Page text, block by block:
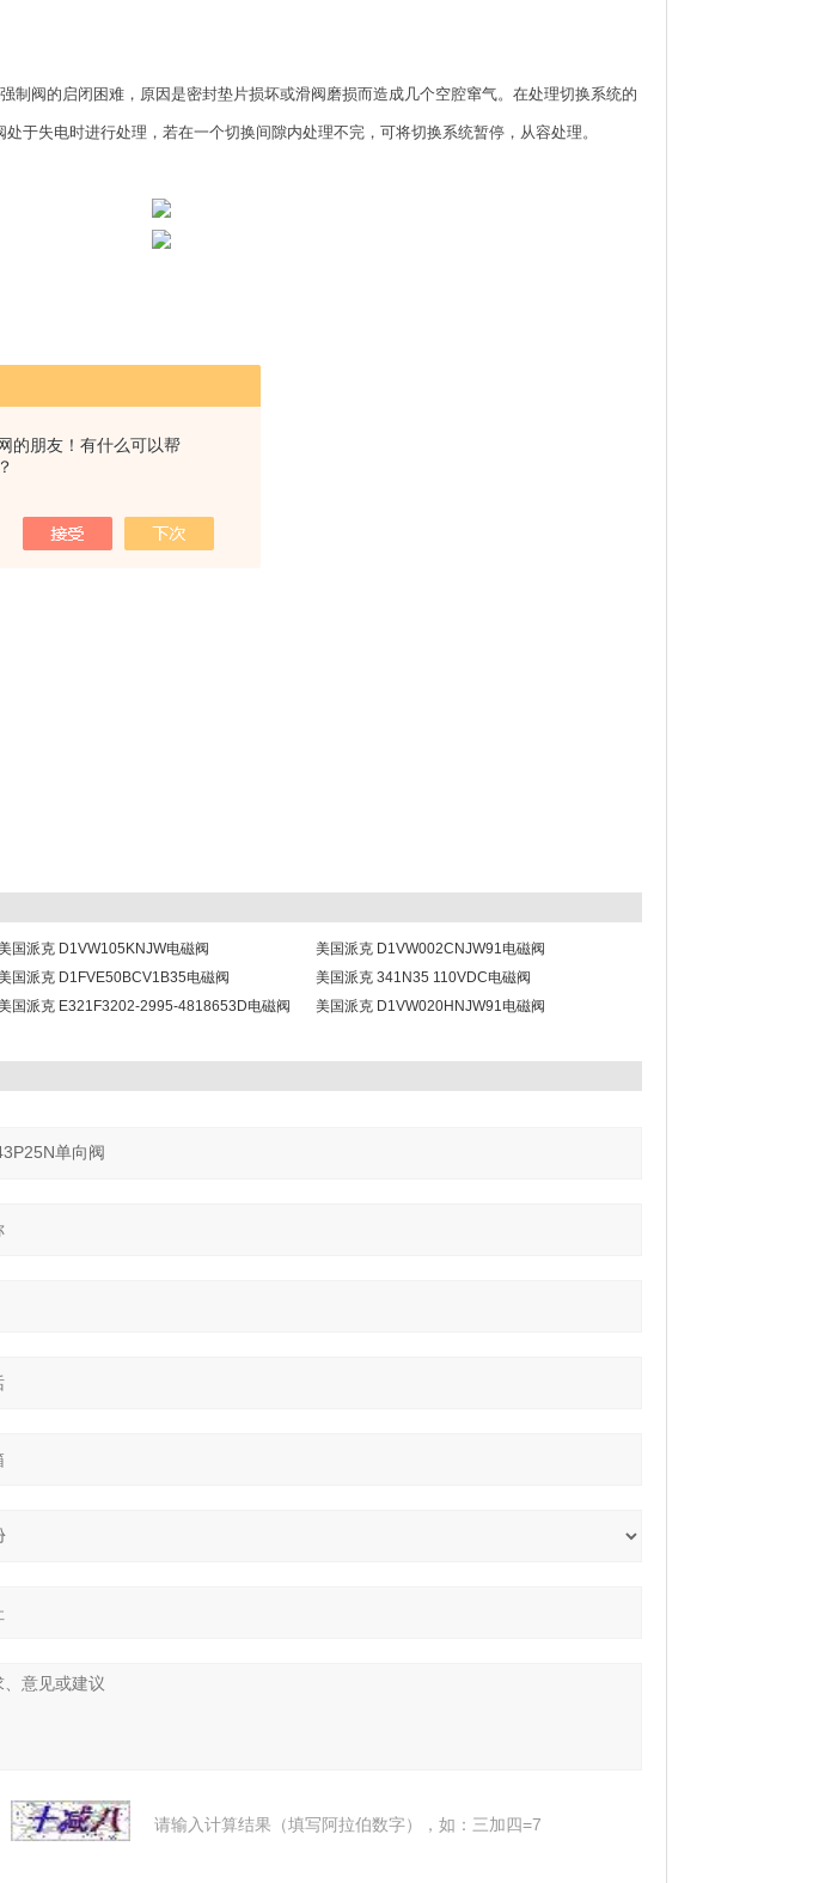
的朋友！有什么可以帮
制阀的启闭困难，原因是密封垫片损坏或滑阀磨损而造成几个空腔窜气。在处理切换系统的
于失电时进行处理，若在一个切换间隙内处理不完，可将切换系统暂停，从容处理。
国派克 D1VW105KNJW电磁阀
美国派克 D1VW002CNJW91电磁阀
国派克 D1FVE50BCV1B35电磁阀
美国派克 341N35 110VDC电磁阀
国派克 E321F3202-2995-4818653D电磁阀
美国派克 D1VW020HNJW91电磁阀
请输入计算结果（填写阿拉伯数字），如：三加四=7